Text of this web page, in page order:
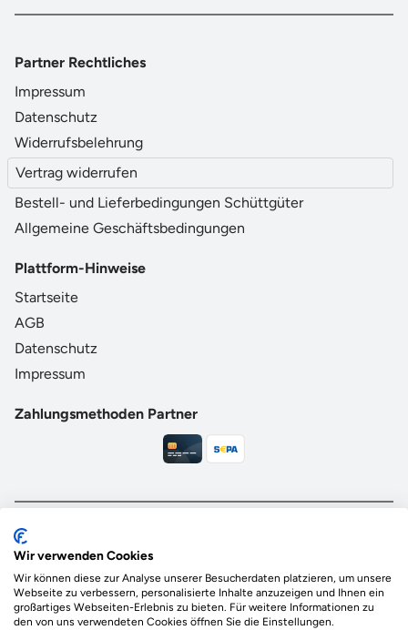
Partner Rechtliches
Impressum
Datenschutz
Widerrufsbelehrung
Vertrag widerrufen
Bestell- und Lieferbedingungen Schüttgüter
Allgemeine Geschäftsbedingungen
Plattform-Hinweise
Startseite
AGB
Datenschutz
Impressum
Zahlungsmethoden Partner
vor Ort.
Durch deine Bestellung wird regional aufgeforstet
Wir verwenden Cookies
Wir können diese zur Analyse unserer Besucherdaten platzieren, um unsere
Webseite zu verbessern, personalisierte Inhalte anzuzeigen und Ihnen ein
großartiges Webseiten-Erlebnis zu bieten. Für weitere Informationen zu
den von uns verwendeten Cookies öffnen Sie die Einstellungen.